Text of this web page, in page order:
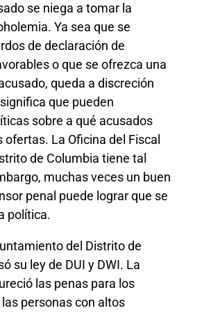
se niega a tomar la
Ya sea que se
de declaración de
o que se ofrezca una
queda a discreción
que pueden
sobre a qué acusados
ofertas. La Oficina del Fiscal
de Columbia tiene tal
muchas veces un buen
penal puede lograr que se
política.
del Distrito de
su ley de DUI y DWI. La
las penas para los
personas con altos